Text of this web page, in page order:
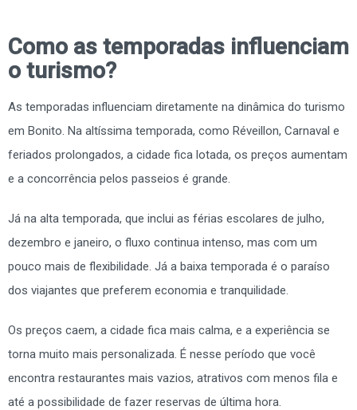
Como as temporadas influenciam
o turismo?
As temporadas influenciam diretamente na dinâmica do turismo
em Bonito. Na altíssima temporada, como Réveillon, Carnaval e
feriados prolongados, a cidade fica lotada, os preços aumentam
e a concorrência pelos passeios é grande.
Já na alta temporada, que inclui as férias escolares de julho,
dezembro e janeiro, o fluxo continua intenso, mas com um
pouco mais de flexibilidade. Já a baixa temporada é o paraíso
dos viajantes que preferem economia e tranquilidade.
Os preços caem, a cidade fica mais calma, e a experiência se
torna muito mais personalizada. É nesse período que você
encontra restaurantes mais vazios, atrativos com menos fila e
até a possibilidade de fazer reservas de última hora.